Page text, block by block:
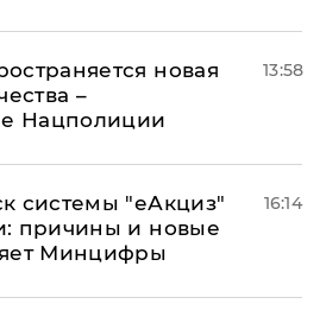
новая
–
Нацполиции
13:58
системы "еАкциз"
причины и новые
Минцифры
16:14